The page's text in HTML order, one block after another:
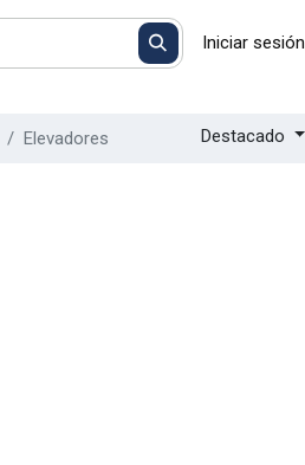
Iniciar sesión
Elevadores Destacado